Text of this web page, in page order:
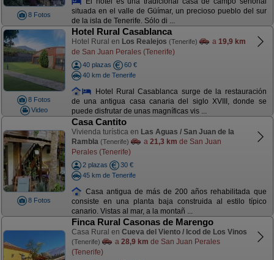
8 Fotos
situada en el valle de Güímar, un precioso pueblo del sur
de la isla de Tenerife. Sólo di ...
8 Fotos
Video
Hotel Rural Casablanca
Hotel Rural en Los Realejos (Tenerife) a 19,9 km
de San Juan Perales (Tenerife)
40 plazas
60 €
40 km de Tenerife
Hotel Rural Casablanca surge de la restauración
de una antigua casa canaria del siglo XVIII, donde se
puede disfrutar de unas magníficas vis ...
8 Fotos
Casa Cantito
Vivienda turística en Las Aguas / San Juan de la
Rambla (Tenerife) a 21,3 km de San Juan
Perales (Tenerife)
2 plazas
30 €
45 km de Tenerife
Casa antigua de más de 200 años rehabilitada que
consiste en una planta baja construida al estilo típico
canario. Vistas al mar, a la montañ ...
Finca Rural Casonas de Marengo
Casa Rural en Cueva del Viento / Icod de Los Vinos
(Tenerife) a 28,9 km de San Juan Perales
(Tenerife)